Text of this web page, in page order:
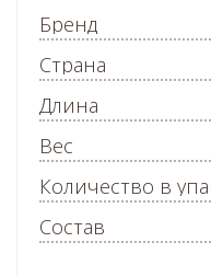
Бренд
Страна
Длина
Вес
Количество в
Состав